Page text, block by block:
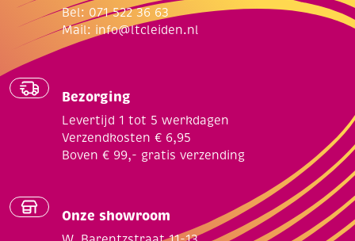
Bel: 071 522 36 63
Mail: info@ltcleiden.nl
Bezorging
Levertijd 1 tot 5 werkdagen
Verzendkosten € 6,95
Boven € 99,- gratis verzending
Onze showroom